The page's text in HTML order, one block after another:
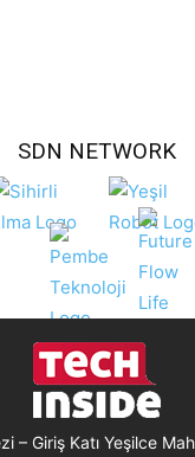
SDN NETWORK
– Giriş Katı Yeşilce